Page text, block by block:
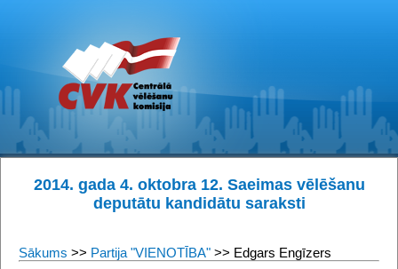
2014. gada 4. oktobra 12. Saeimas vēlēšanu
deputātu kandidātu saraksti
Sākums >> Partija "VIENOTĪBA" >> Edgars Engīzers